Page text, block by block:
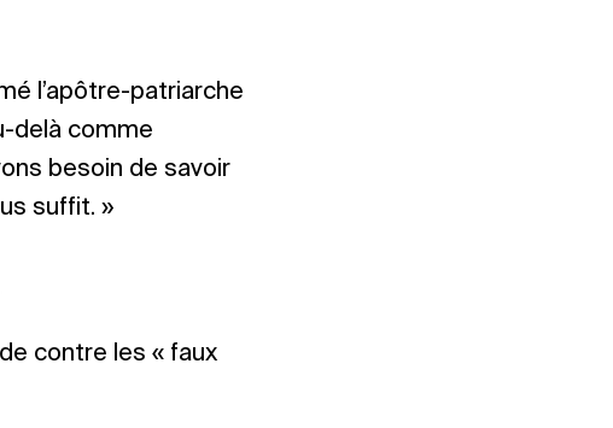
l’apôtre-patriarche
delà comme
besoin de savoir
suffit. »
contre les « faux